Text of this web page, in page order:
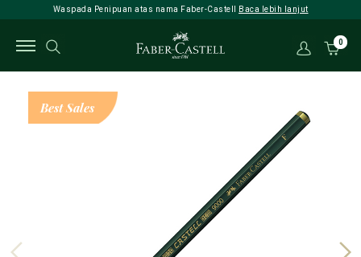
Waspada Penipuan atas nama Faber-Castell Baca lebih lanjut
0
Best Sales